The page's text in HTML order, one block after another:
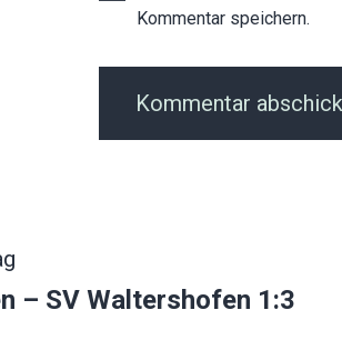
Kommentar speichern.
– SV Waltershofen 1:3